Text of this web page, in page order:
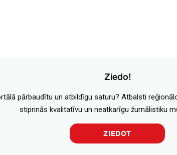
Ziedo!
pārbaudītu un atbildīgu saturu? Atbalsti
stiprinās kvalitatīvu un neatkarīgu žurnālistiku
ZIEDOT